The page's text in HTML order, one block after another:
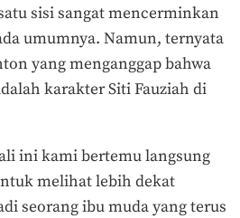
sisi sangat mencerminkan
umumnya. Namun, ternyata
yang menganggap bahwa
karakter Siti Fauziah di
ini kami bertemu langsung
melihat lebih dekat
seorang ibu muda yang terus